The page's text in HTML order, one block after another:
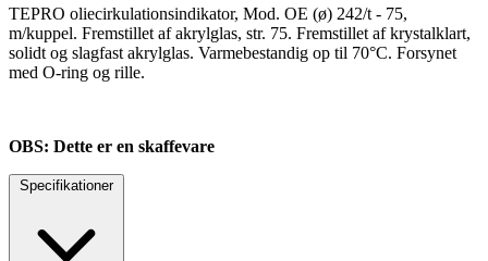
TEPRO oliecirkulationsindikator, Mod. OE (ø) 242/t - 75,
m/kuppel. Fremstillet af akrylglas, str. 75. Fremstillet af krystalklart,
solidt og slagfast akrylglas. Varmebestandig op til 70°C. Forsynet
med O-ring og rille.
OBS: Dette er en skaffevare
Specifikationer